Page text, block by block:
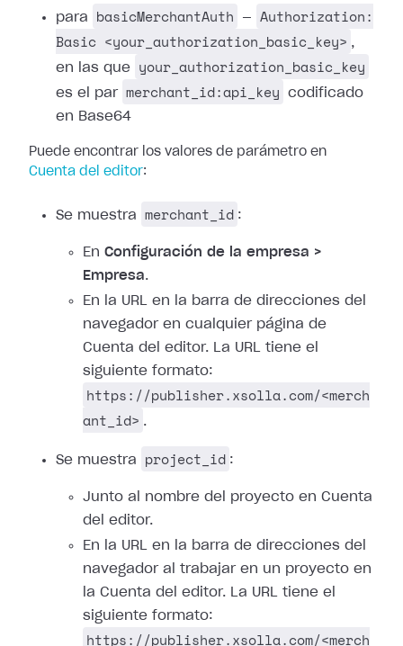
para
basicMerchantAuth —
Authorization:
Basic <your_authorization_basic_key> ,
en las que
your_authorization_basic_key
es el par merchant_id:api_key
codificado
en Base64
Puede encontrar los valores de parámetro en
Cuenta del editor:
Se muestra merchant_id :
En Configuración de la empresa >
Empresa.
En la URL en la barra de direcciones del
navegador en cualquier página de
Cuenta del editor. La URL tiene el
siguiente formato:
https://publisher.xsolla.com/<merch
ant_id> .
Se muestra project_id :
Junto al nombre del proyecto en Cuenta
del editor.
En la URL en la barra de direcciones del
navegador al trabajar en un proyecto en
la Cuenta del editor. La URL tiene el
siguiente formato:
https://publisher.xsolla.com/<merch